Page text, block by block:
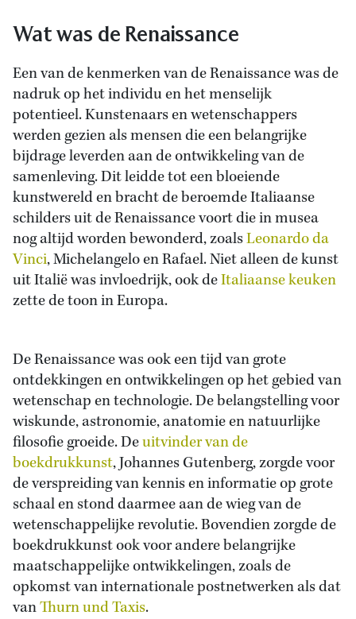
Wat was de Renaissance
Een van de kenmerken van de Renaissance was de
nadruk op het individu en het menselijk
potentieel. Kunstenaars en wetenschappers
werden gezien als mensen die een belangrijke
bijdrage leverden aan de ontwikkeling van de
samenleving. Dit leidde tot een bloeiende
kunstwereld en bracht de beroemde Italiaanse
schilders uit de Renaissance voort die in musea
nog altijd worden bewonderd, zoalsLeonardo da
Vinci, Michelangelo en Rafael. Niet alleen de kunst
uit Italië was invloedrijk, ook deItaliaanse keuken
zette de toon in Europa.
De Renaissance was ook een tijd van grote
ontdekkingen en ontwikkelingen op het gebied van
wetenschap en technologie. De belangstelling voor
wiskunde, astronomie, anatomie en natuurlijke
filosofie groeide. Deuitvinder van de
boekdrukkunst, Johannes Gutenberg, zorgde voor
de verspreiding van kennis en informatie op grote
schaal en stond daarmee aan de wieg van de
wetenschappelijke revolutie. Bovendien zorgde de
boekdrukkunst ook voor andere belangrijke
maatschappelijke ontwikkelingen, zoals de
opkomst van internationale postnetwerken als dat
vanThurn und Taxis.